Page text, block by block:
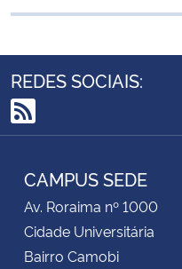
REDES SOCIAIS:
RSS
CAMPUS SEDE
Av. Roraima nº 1000
Cidade Universitária
Bairro Camobi